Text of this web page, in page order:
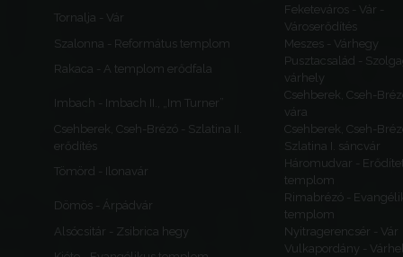
Tornalja - Vár
Feketeváros - Vár -
Városerődítés
Szalonna - Református templom
Meszes - Várhegy
Rakaca - A templom erődfala
Pusztacsalád -
várhely
Imbach - Imbach II., „Im Turner”
Csehberek, Cseh-
vára
Csehberek, Cseh-Brézó - Szlatina II.
erődítés
Csehberek, Cseh-
Szlatina I. sáncvár
Tömörd - Ilonavár
Háromudvar -
templom
Dömös - Árpádvár
Rimabrézó -
templom
Alsócsitár - Zsibrica hegy
Nyitragerencsér - Vár
Vulkapordány -